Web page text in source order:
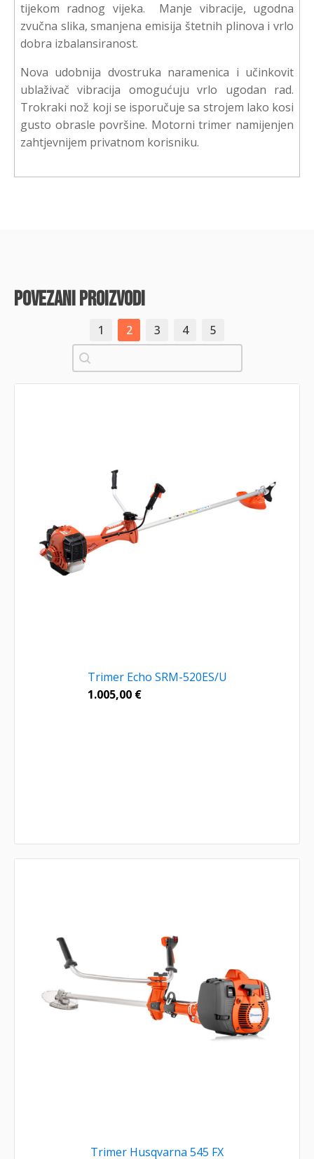
tijekom radnog vijeka. Manje vibracije, ugodna
zvučna slika, smanjena emisija štetnih plinova i vrlo
dobra izbalansiranost.
Nova udobnija dvostruka naramenica i učinkovit
ublaživač vibracija omogućuju vrlo ugodan rad.
Trokraki nož koji se isporučuje sa strojem lako kosi
gusto obrasle površine. Motorni trimer namijenjen
zahtjevnijem privatnom korisniku.
povezani proizvodi
1 2 3 4
5
Pretraži
Trimer Echo SRM-520ES/U
1.005,00 €
Trimer Husqvarna 545 FX